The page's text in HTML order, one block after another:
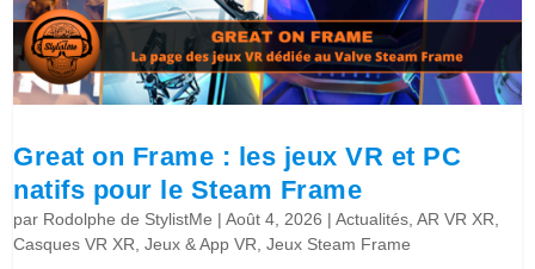
Great on Frame : les jeux VR et PC
natifs pour le Steam Frame
par Rodolphe de StylistMe |Août 4, 2026 |Actualités ,AR VR XR
Casques VR XR ,Jeux & App VR ,Jeux Steam Frame